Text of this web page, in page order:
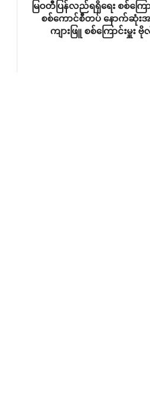
မြဝတီပြန်လည်ရရှိရေး စစ်ကြ
စစ်ကောင်စီတပ် နောက်ဆုံးအ
ကျားဖြူ စစ်ကြောင်းမှူး